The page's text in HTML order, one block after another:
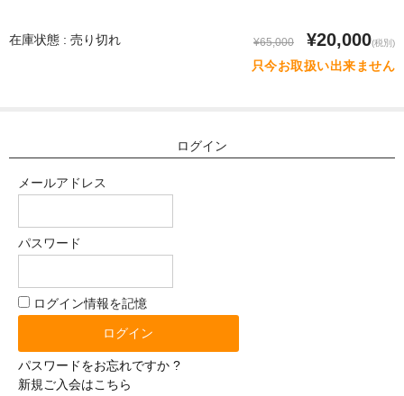
0-10kg
31-40kg
41-50kg
51-60kg
シリコン
TPE（エラストラマー）
ぬいぐるみ（布）
在庫状態 : 売り切れ ¥65,000 ¥20,000(税別)
只今お取扱い出来ません
ログイン
メールアドレス
パスワード
ログイン情報を記憶
パスワードをお忘れですか ?
新規ご入会はこちら